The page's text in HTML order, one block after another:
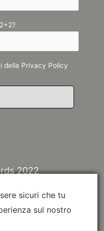
della Privacy Policy
2022
sicuri che tu
sul nostro